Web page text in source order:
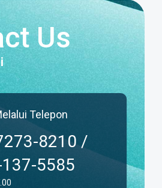
Us
Telepon
8210 /
5585